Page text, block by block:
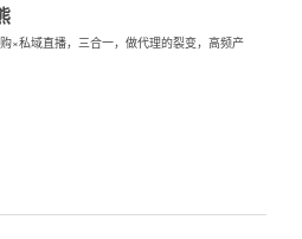
×私域直播，三合一，做代理的裂变，高频产